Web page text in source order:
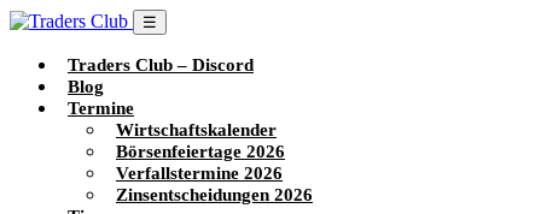
☰
Traders Club – Discord
Blog
Termine
Wirtschaftskalender
Börsenfeiertage 2026
Verfallstermine 2026
Zinsentscheidungen 2026